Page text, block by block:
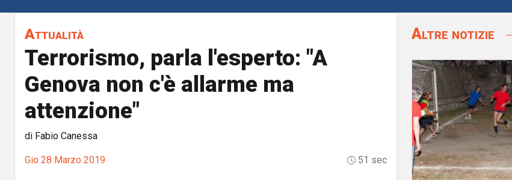
Attualità
Terrorismo, parla l'esperto: "A
Genova non c'è allarme ma
attenzione"
di Fabio Canessa
Gio 28 Marzo 2019 51 sec
Altre notizie